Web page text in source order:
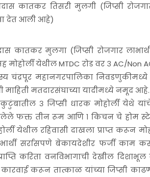
कातकर तिसरी मुलगी (जिप्सी
देत आली आहे)
कातकर मुलगा (जिप्सी रोजगार
मोहोर्ली येथील MTDC रोड वर ३ AC/
चंद्रपूर महानगरपालिका
मतदारसंघाच्या यादीमध्ये नमूद आहे.
३ जिप्सी धारक मोहोर्ली येथे
फक्त तीन रूम आणि १ किचन चे होम स्टे
येथील रहिवासी दाखला प्राप्त करून
सर्रासपणे बेकायदेशीर फर्जी काम
करिता वनविभागाची देखील
कारवाई करून तात्काळ यांच्या जिप्सी